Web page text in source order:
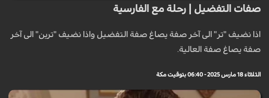
صفات التفضيل | رحلة مع الفارسية
اذا نضيف "تر" الى آخر صفة يصاغ صفة التفضيل واذا نضيف "ترين" الى آخر
صفة يصاغ صفة العالية.
الثلاثاء 18 مارس 2025 - 06:40 بتوقيت مكة